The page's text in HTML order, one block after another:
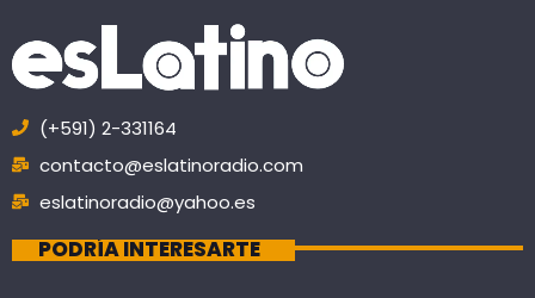
(+591) 2-331164
contacto@eslatinoradio.com
eslatinoradio@yahoo.es
PODRÍA INTERESARTE